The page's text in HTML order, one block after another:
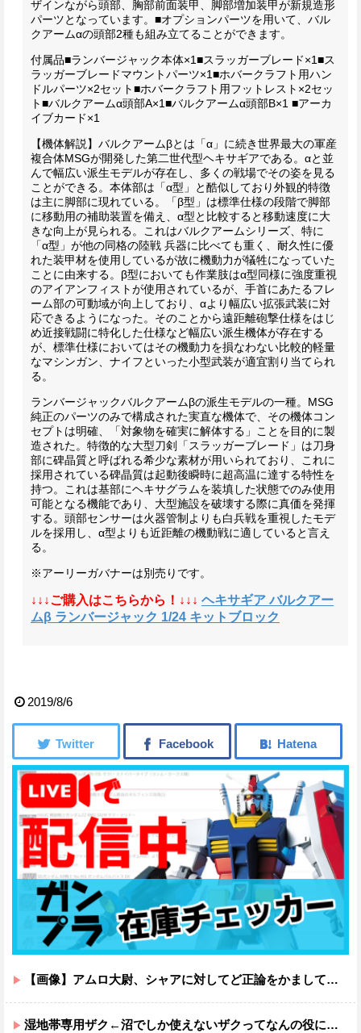
ザインながら頭部、胸部前面装甲、脚部増加装甲が新規造形
パーツとなっています。 ■オプションパーツを用いて、バル
クアームαの頭部2種も組み立てることができます。
付属品■ランバージャック本体×1■スラッガーブレード×1■ス
ラッガーブレードマウントパーツ×1■ホバークラフト用ハン
ドルパーツ×2セット■ホバークラフト用フットレスト×2セッ
ト■バルクアームα頭部A×1■バルクアームα頭部B×1 ■アーカ
イブカード×1
【機体解説】 バルクアームβとは「α」に続き世界最大の軍産
複合体MSGが開発した第二世代型ヘキサギアである。αと並
んで幅広い派生モデルが存在し、多くの戦場でその姿を見る
ことができる。 本体部は「α型」と酷似しており外観的特徴
は主に脚部に現れている。「β型」は標準仕様の段階で脚部
に移動用の補助装置を備え、α型と比較すると移動速度に大
きな向上が見られる。これはバルクアームシリーズ、特に
「α型」が他の同格の陸戦 兵器に比べても重く、耐久性に優
れた装甲材を使用しているが故に機動力が犠牲になっていた
ことに由来する。 β型においても作業肢はα型同様に強度重視
のアイアンフィストが使用されているが、手首にあたるフレ
ーム部の可動域が向上しており、αより幅広い拡張武装に対
応できるようになった。そのことから遠距離砲撃仕様をはじ
め近接戦闘に特化した仕様など幅広い派生機体が存在する
が、標準仕様においてはその機動力を損なわない比較的軽量
なマシンガン、ナイフといった小型武装が適宜割り当てられ
る。
ランバージャックバルクアームβの派生モデルの一種。MSG
純正のパーツのみで構成された実直な機体で、 その機体コン
セプトは明確、「対象物を確実に解体する」ことを目的に製
造された。特徴的な大型刀剣「スラッガーブレード」は刀身
部に碑晶質と呼ばれる希少な素材が用いられており、これに
採用されている碑晶質は起動後瞬時に超高温に達する特性を
持つ。これは基部にヘキサグラムを装填した状態でのみ使用
可能となる機能であり、大型施設を破壊する際に真価を発揮
する。 頭部センサーは火器管制よりも白兵戦を重視したモデ
ルを採用し、α型よりも近距離の機動戦に適していると言え
る。
※アーリーガバナーは別売りです。
↓↓↓ご購入はこちらから！↓↓↓ ヘキサギア バルクアー
ムβ ランバージャック 1/24 キットブロック
2019/8/6
【画像】アムロ大尉、シャアに対してど正論をかましてしまうｗｗｗｗｗｗｗｗｗｗ
湿地帯専用ザク←沼でしか使えないザクってなんの役に立つ設定なんだ？